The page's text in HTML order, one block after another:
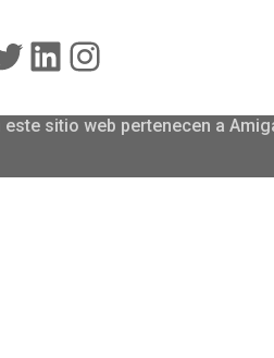
LinkedIn
Instagram
sitio web pertenecen a